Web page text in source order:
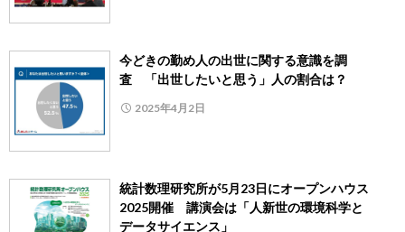
今どきの勤め人の出世に関する意識を調
査 「出世したいと思う」人の割合は？
2025年4月2日
統計数理研究所が5月23日にオープンハウス
2025開催 講演会は「人新世の環境科学と
データサイエンス」